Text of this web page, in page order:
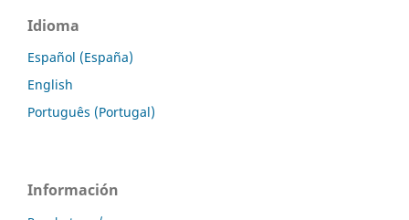
Idioma
Español (España)
English
Português (Portugal)
Información